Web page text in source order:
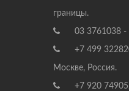
границы.
03 3761038 -
+7 499
Москве, Россия.
+7 920